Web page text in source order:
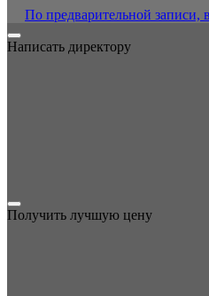
По предварительной записи,
Написать директору
Получить лучшую цену